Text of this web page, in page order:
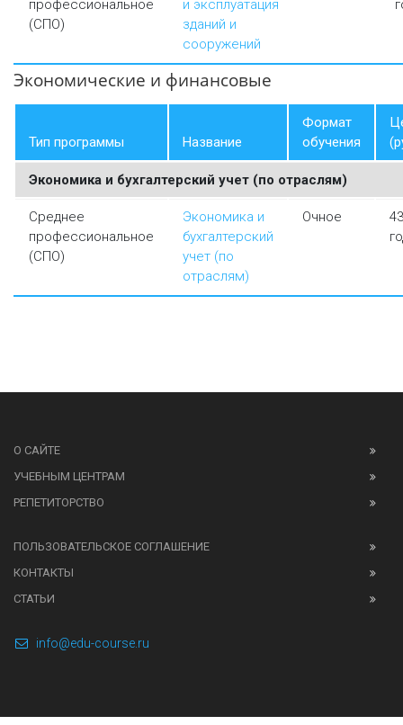
профессиональное
(СПО)
и эксплуатация
зданий и
сооружений
Экономические и финансовые
Тип программы Название
Формат
обучения
Экономика и бухгалтерский учет (по отраслям)
Среднее
профессиональное
(СПО)
Экономика и
бухгалтерский
учет (по
отраслям)
Очное
О САЙТЕ
УЧЕБНЫМ ЦЕНТРАМ
РЕПЕТИТОРСТВО
ПОЛЬЗОВАТЕЛЬСКОЕ СОГЛАШЕНИЕ
КОНТАКТЫ
СТАТЬИ
info@edu-course.ru